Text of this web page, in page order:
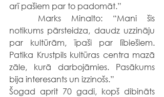
arī pašiem par to padomāt.”
notikums pārsteidza, daudz uzzināju
par kultūrām, īpaši par lībiešiem.
Patika Krustpils kultūras centra mazā
zāle, kurā darbojāmies. Pasākums
bija interesants un izzinošs.”
Šogad aprit 70 gadi, kopš dibināts